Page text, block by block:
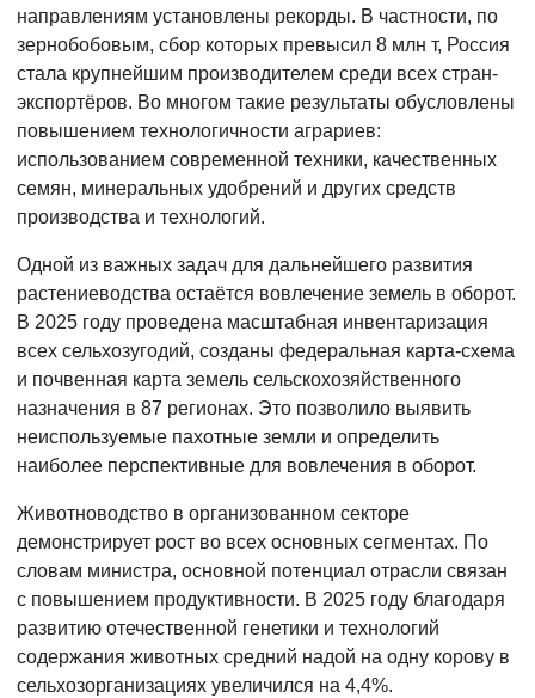
направлениям установлены рекорды. В частности, по
зернобобовым, сбор которых превысил 8 млн т, Россия
стала крупнейшим производителем среди всех стран-
экспортёров. Во многом такие результаты обусловлены
повышением технологичности аграриев:
использованием современной техники, качественных
семян, минеральных удобрений и других средств
производства и технологий.
Одной из важных задач для дальнейшего развития
растениеводства остаётся вовлечение земель в оборот.
В 2025 году проведена масштабная инвентаризация
всех сельхозугодий, созданы федеральная карта-схема
и почвенная карта земель сельскохозяйственного
назначения в 87 регионах. Это позволило выявить
неиспользуемые пахотные земли и определить
наиболее перспективные для вовлечения в оборот.
Животноводство в организованном секторе
демонстрирует рост во всех основных сегментах. По
словам министра, основной потенциал отрасли связан
с повышением продуктивности. В 2025 году благодаря
развитию отечественной генетики и технологий
содержания животных средний надой на одну корову в
сельхозорганизациях увеличился на 4,4%.